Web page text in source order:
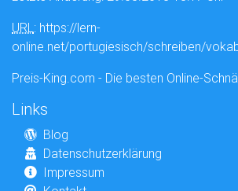
URL: https://lern-
online.net/portugiesisch/schreiben/
Preis-King.com - Die besten Online-
Links
Blog
Datenschutzerklärung
Impressum